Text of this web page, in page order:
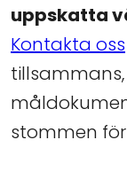
uppskatta
Kontakta oss
stommen